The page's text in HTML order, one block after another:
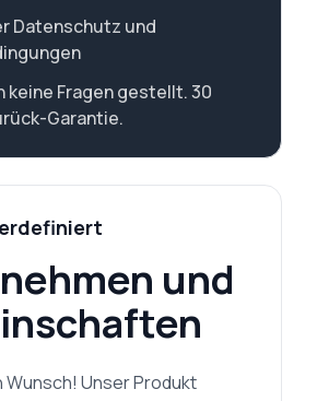
Datenschutz und
keine Fragen gestellt. 30
Garantie.
und
Wunsch! Unser Produkt